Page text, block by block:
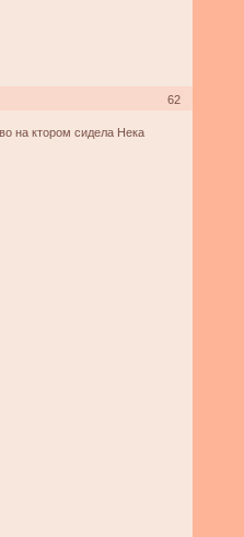
62
на ктором сидела Нека